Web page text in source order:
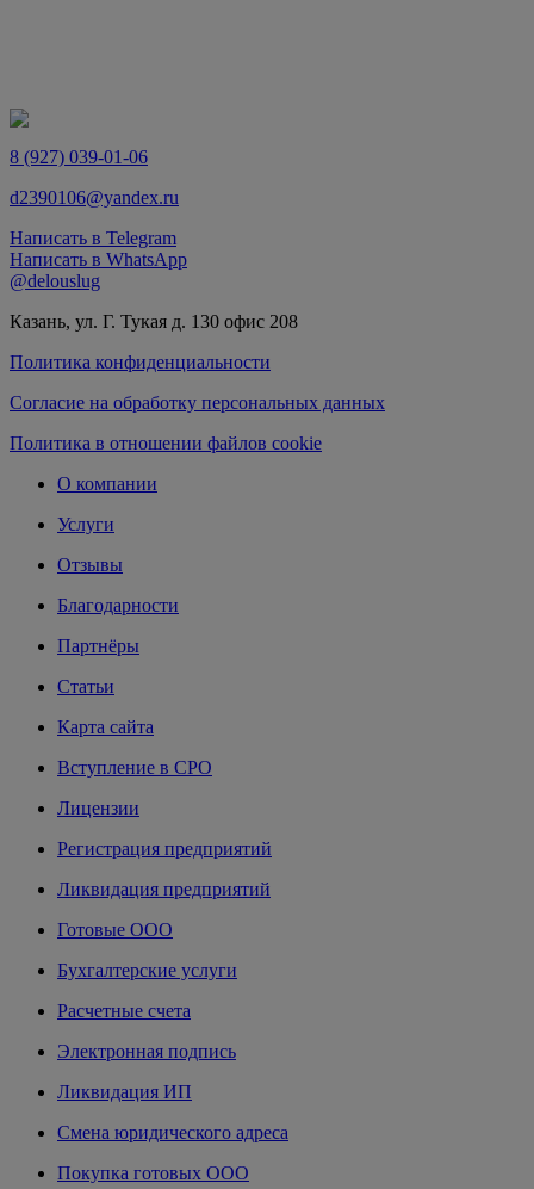
8 (927) 039-01-06
d2390106@yandex.ru
Написать в Telegram
Написать в WhatsApp
@delouslug
Казань, ул. Г. Тукая д. 130 офис 208
Политика конфиденциальности
Согласие на обработку персональных данных
Политика в отношении файлов cookie
О компании
Услуги
Отзывы
Благодарности
Партнёры
Статьи
Карта сайта
Вступление в СРО
Лицензии
Регистрация предприятий
Ликвидация предприятий
Готовые ООО
Бухгалтерские услуги
Расчетные счета
Электронная подпись
Ликвидация ИП
Смена юридического адреса
Покупка готовых ООО